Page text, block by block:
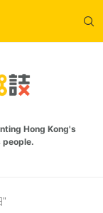
Hong Kong's
people.
"